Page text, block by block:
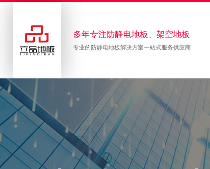
多年专注防静电地板、架空地板
专业的防静电地板解决方案一站式服务供应商